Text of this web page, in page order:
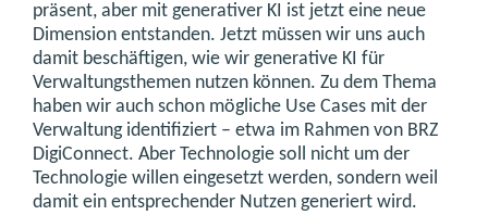
präsent, aber mit generativer KI ist jetzt eine neue
Dimension entstanden. Jetzt müssen wir uns auch
damit beschäftigen, wie wir generative KI für
Verwaltungsthemen nutzen können. Zu dem Thema
haben wir auch schon mögliche Use Cases mit der
Verwaltung identifiziert – etwa im Rahmen von BRZ
DigiConnect. Aber Technologie soll nicht um der
Technologie willen eingesetzt werden, sondern weil
damit ein entsprechender Nutzen generiert wird.